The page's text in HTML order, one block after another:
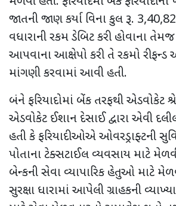
જાતની જાણ કર્યા વિના કુલ રૂ.
વધારાની રકમ ડેબિટ કરી હોવાના
આપવાના આક્ષેપો કરી તે રકમો રીફન્ડ
માંગણી કરવામાં આવી હતી.
બંને ફરિયાદોમાં બેંક તરફથી એડવોકેટ
એડવોકેટ ઈશાન દેસાઈ દ્વારા એવી
હતી કે ફરિયાદીઓએ ઓવરડ્રાફ્ટની
પોતાના ટેક્સટાઈલ વ્યવસાય માટે
બેન્કની સેવા વ્યાપારિક હેતુઓ માટે
સુરક્ષા ધારામાં આપેલી ગ્રાહકની